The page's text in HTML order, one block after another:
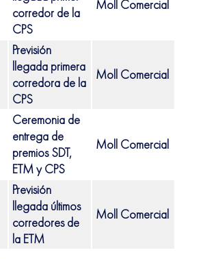
corredor de la
CPS
Moll Comercial
Previsión
llegada primera
corredora de la
CPS
Moll Comercial
Ceremonia de
entrega de
premios SDT,
ETM y CPS
Moll Comercial
Previsión
llegada últimos
corredores de
la ETM
Moll Comercial